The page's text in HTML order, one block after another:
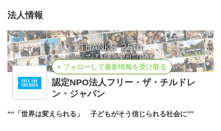
3月27日(木)20:00-21:00（45分説明と経験談、10分質疑応
答）
・面談（概要説明・応募面談）※説明会に参加しなくても
お申込みいただけます。
5月21日（水）、22日(木)、23日(金)、6月02日(月)、03日
(火)、04日(水)
各日16:00〜18:00の3コマから選択可能。
法人情報
+ フォローして最新情報を受け取る
認定NPO法人フリー・ザ・チルドレ
ン・ジャパン
““「世界は変えられる」 子どもがそう信じられる社会に””